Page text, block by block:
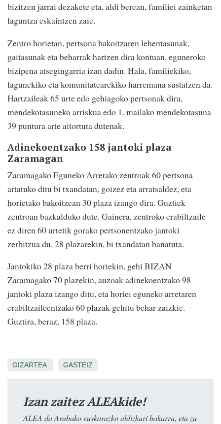
bizitzen jarrai dezakete eta, aldi berean, familiei zainketan
laguntza eskaintzen zaie.
Zentro horietan, pertsona bakoitzaren lehentasunak,
gaitasunak eta beharrak hartzen dira kontuan, eguneroko
bizipena atsegingarria izan dadin. Hala, familiekiko,
lagunekiko eta komunitatearekiko harremana sustatzen da.
Hartzaileak 65 urte edo gehiagoko pertsonak dira,
mendekotasuneko arriskua edo 1. mailako mendekotasuna
39 puntura arte aitortuta dutenak.
Adinekoentzako 158 jantoki plaza
Zaramagan
Zaramagako Eguneko Arretako zentroak 60 pertsona
artatuko ditu bi txandatan, goizez eta arratsaldez, eta
horietako bakoitzean 30 plaza izango dira. Guztiek
zentroan bazkalduko dute. Gainera, zentroko erabiltzaile
ez diren 60 urtetik gorako pertsonentzako jantoki
zerbitzua du, 28 plazarekin, bi txandatan banatuta.
Jantokiko 28 plaza berri horiekin, gehi BIZAN
Zaramagako 70 plazekin, auzoak adinekoentzako 98
jantoki plaza izango ditu, eta horiei eguneko arretaren
erabiltzaileentzako 60 plazak gehitu behar zaizkie.
Guztira, beraz, 158 plaza.
GIZARTEA GASTEIZ
Izan zaitez ALEAkide!
ALEA da Arabako euskarazko aldizkari bakarra, eta zu